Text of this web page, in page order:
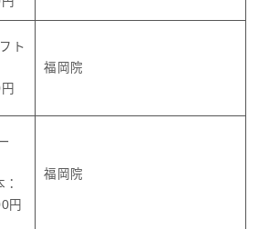
ト
福岡院
円
福岡院